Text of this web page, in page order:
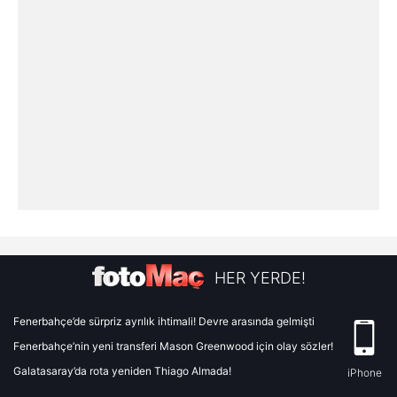
HER YERDE!
Fenerbahçe’de sürpriz ayrılık ihtimali! Devre arasında gelmişti
Fenerbahçe’nin yeni transferi Mason Greenwood için olay sözler!
Galatasaray’da rota yeniden Thiago Almada!
iPhone